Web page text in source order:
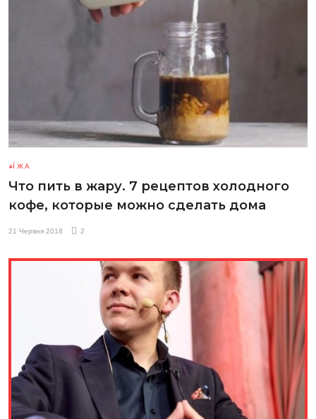
ЇЖА
Что пить в жару. 7 рецептов холодного
кофе, которые можно сделать дома
21 Червня 2018 2